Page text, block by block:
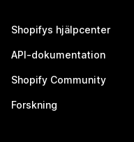
Shopifys hjälpcenter
API-dokumentation
Shopify Community
Forskning